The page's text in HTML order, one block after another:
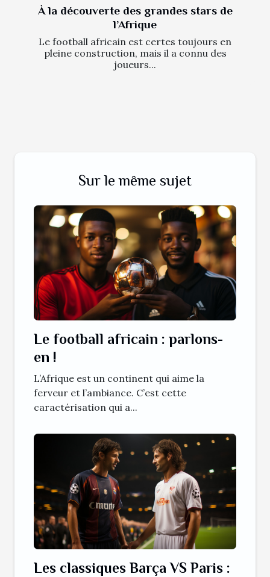
À la découverte des grandes stars de
l’Afrique
Le football africain est certes toujours en
pleine construction, mais il a connu des
joueurs...
Sur le même sujet
Le football africain : parlons-
en !
L’Afrique est un continent qui aime la
ferveur et l’ambiance. C’est cette
caractérisation qui a...
Les classiques Barça VS Paris :